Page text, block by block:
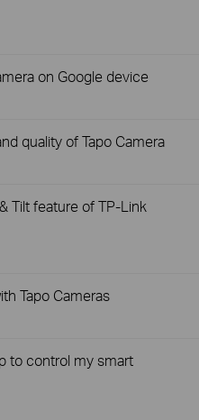
on Google device
quality of Tapo Camera
Tilt feature of TP-Link
Tapo Cameras
to control my smart